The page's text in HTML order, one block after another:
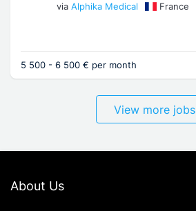
via Alphika Medical France
5 500 - 6 500 € per month
View more jobs
About Us